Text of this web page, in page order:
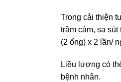
Trong cải thiện
trầm cảm, sa
(2 ống) x 2 lần/
Liều lượng có
bệnh nhân.